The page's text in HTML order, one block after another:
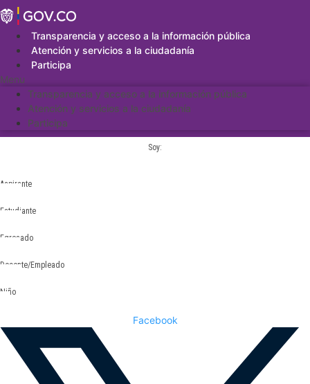
Saltar
al
contenidoTransparencia y acceso a la información pública
Atención y servicios a la ciudadanía
Participa
Menu
Transparencia y acceso a la información pública
Atención y servicios a la ciudadanía
Participa
Soy:
Aspirante
Estudiante
Egresado
Docente/Empleado
Niño
Facebook